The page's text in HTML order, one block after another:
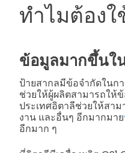
ทำไมต้องใ
ข้อมูลมากขึ้นใ
ป้ายสากลมีข้อจำกัดในก
ช่วยให้ผู้ผลิตสามารถให้
ประเทศอิตาลีช่วยให้สา
งาน และอื่นๆ อีกมากมาย
อีกมาก ๆ